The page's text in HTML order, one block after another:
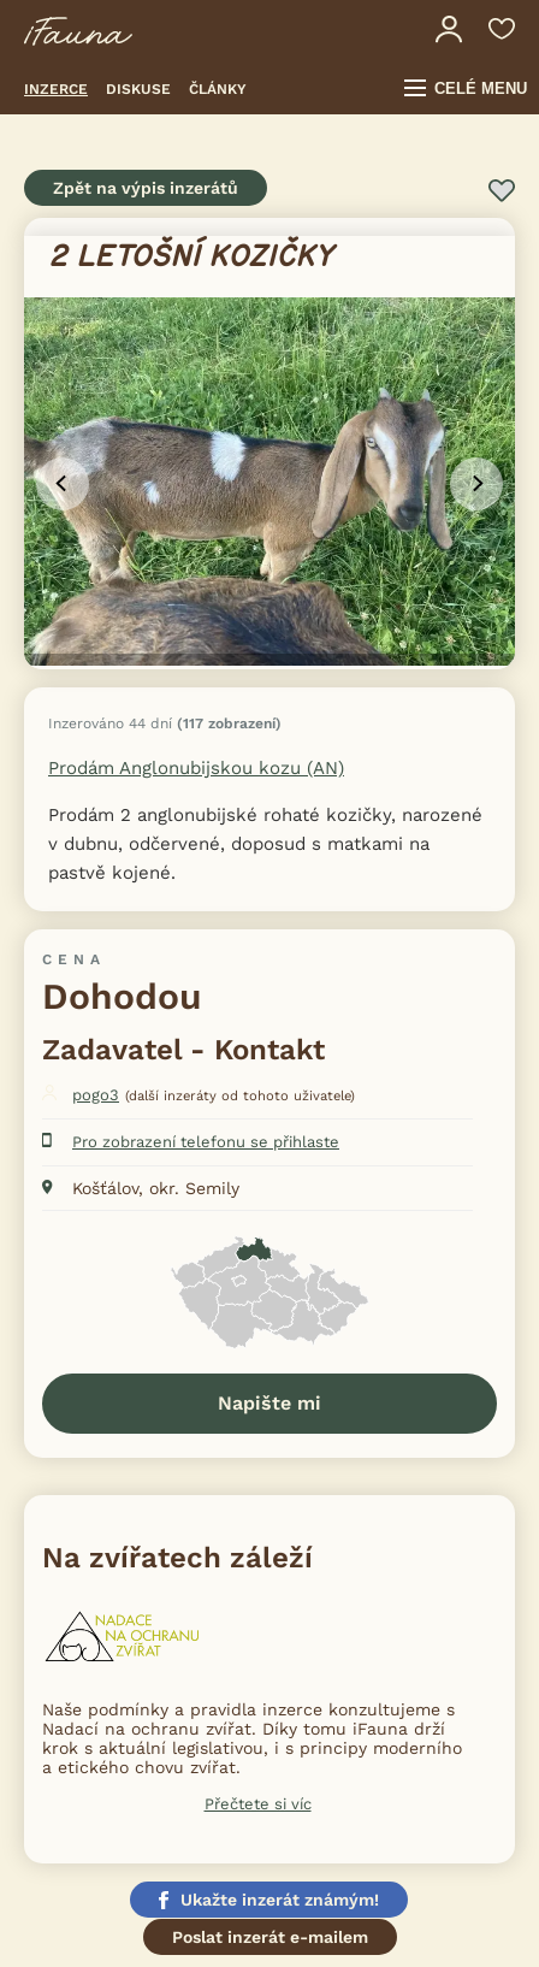
INZERCE DISKUSE ČLÁNKY CELÉ MENU
Zpět na výpis inzerátů
Inzerováno 44 dní (117 zobrazení)
Prodám Anglonubijskou kozu (AN)
Prodám 2 anglonubijské rohaté kozičky, narozené
v dubnu, odčervené, doposud s matkami na
pastvě kojené.
CENA
Dohodou
Zadavatel - Kontakt
pogo3 (další inzeráty od tohoto uživatele)
Pro zobrazení telefonu se přihlaste
Košťálov, okr. Semily
Napište mi
Na zvířatech záleží
Naše podmínky a pravidla inzerce konzultujeme s
Nadací na ochranu zvířat. Díky tomu iFauna drží
krok s aktuální legislativou, i s principy moderního
a etického chovu zvířat.
Přečtete si víc
Ukažte inzerát známým!
Poslat inzerát e-mailem
2 LETOŠNÍ KOZIČKY